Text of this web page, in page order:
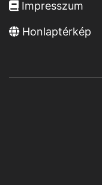
Impresszum
Honlaptérkép